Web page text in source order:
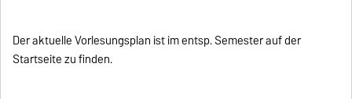
Der aktuelle Vorlesungsplan ist im entsp. Semester auf der
Startseite zu finden.